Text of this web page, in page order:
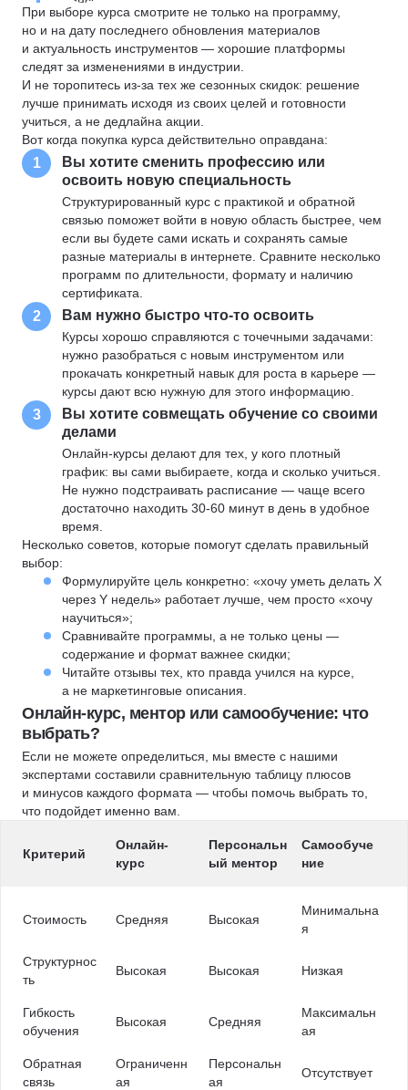
При выборе курса смотрите не только на программу,
но и на дату последнего обновления материалов
и актуальность инструментов — хорошие платформы
следят за изменениями в индустрии.
И не торопитесь из-за тех же сезонных скидок: решение
лучше принимать исходя из своих целей и готовности
учиться, а не дедлайна акции.
Вот когда покупка курса действительно оправдана:
1
Вы хотите сменить профессию или
освоить новую специальность
Структурированный курс с практикой и обратной
связью поможет войти в новую область быстрее, чем
если вы будете сами искать и сохранять самые
разные материалы в интернете. Сравните несколько
программ по длительности, формату и наличию
сертификата.
2 Вам нужно быстро что-то освоить
Курсы хорошо справляются с точечными задачами:
нужно разобраться с новым инструментом или
прокачать конкретный навык для роста в карьере —
курсы дают всю нужную для этого информацию.
3
Вы хотите совмещать обучение со своими
делами
Онлайн-курсы делают для тех, у кого плотный
график: вы сами выбираете, когда и сколько учиться.
Не нужно подстраивать расписание — чаще всего
достаточно находить 30-60 минут в день в удобное
время.
Несколько советов, которые помогут сделать правильный
выбор:
Формулируйте цель конкретно: «хочу уметь делать X
через Y недель» работает лучше, чем просто «хочу
научиться»;
Сравнивайте программы, а не только цены —
содержание и формат важнее скидки;
Читайте отзывы тех, кто правда учился на курсе,
а не маркетинговые описания.
Онлайн-курс, ментор или самообучение: что
выбрать?
Если не можете определиться, мы вместе с нашими
экспертами составили сравнительную таблицу плюсов
и минусов каждого формата — чтобы помочь выбрать то,
что подойдет именно вам.
Критерий
Онлайн-
курс
Персональн
ый ментор
Самообуче
ние
Стоимость Средняя Высокая
Минимальна
я
Структурнос
ть
Высокая Высокая Низкая
Гибкость
обучения
Высокая Средняя
Максимальн
ая
Обратная
связь
Ограниченн
ая
Персональн
ая
Отсутствует